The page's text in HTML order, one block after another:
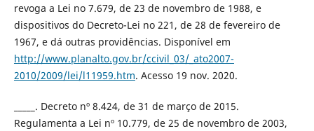
revoga a Lei no 7.679, de 23 de novembro de 1988, e
dispositivos do Decreto-Lei no 221, de 28 de fevereiro de
1967, e dá outras providências. Disponível em
http://www.planalto.gov.br/ccivil_03/_ato2007-
2010/2009/lei/l11959.htm. Acesso 19 nov. 2020.
_____. Decreto nº 8.424, de 31 de março de 2015.
Regulamenta a Lei nº 10.779, de 25 de novembro de 2003,